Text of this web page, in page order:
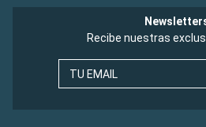
Recibe nuestras
TU EMAIL